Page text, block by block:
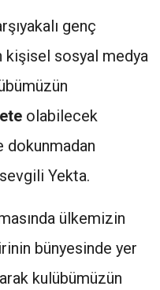
genç
kişisel sosyal medya
olabilecek
dokunmadan
Yekta.
ülkemizin
bünyesinde yer
kulübümüzün